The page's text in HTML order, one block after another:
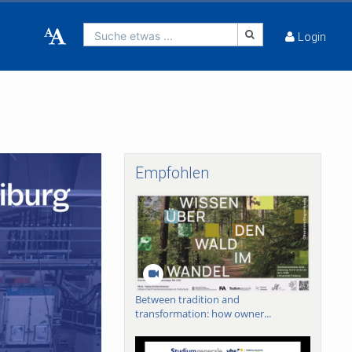
Suche etwas ... Login
Empfohlen
Between tradition and
transformation: how owner...